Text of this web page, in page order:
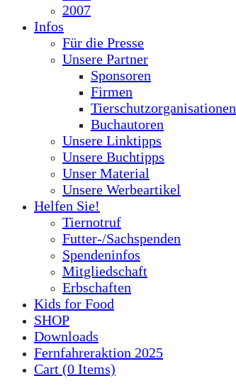
2007
Infos
Für die Presse
Unsere Partner
Sponsoren
Firmen
Tierschutzorganisationen
Buchautoren
Unsere Linktipps
Unsere Buchtipps
Unser Material
Unsere Werbeartikel
Helfen Sie!
Tiernotruf
Futter-/Sachspenden
Spendeninfos
Mitgliedschaft
Erbschaften
Kids for Food
SHOP
Downloads
Fernfahreraktion 2025
Cart (0 Items)